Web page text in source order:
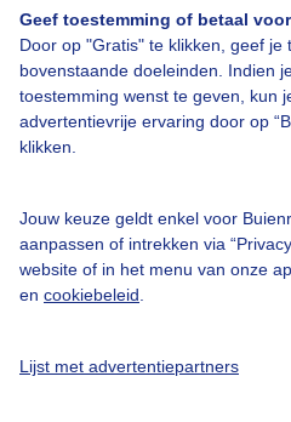
Geef toestemming of betaal
Door op "Gratis" te klikken, geef je
bovenstaande doeleinden. Indien
toestemming wenst te geven, kun
advertentievrije ervaring door op
klikken.
Jouw keuze geldt enkel voor
aanpassen of intrekken via
website of in het menu van onze
en cookiebeleid
Lijst met advertentiepartners
Veelgestelde vragen
Contact
Toegankelijkheid
Buienradar Team
Privacy instellingen